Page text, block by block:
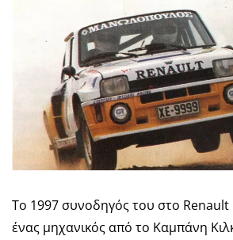
Το 1997 συνοδηγός του στο Renault
ένας μηχανικός από το Καμπάνη